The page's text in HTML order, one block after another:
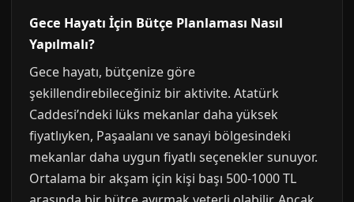
Gece Hayatı İçin Bütçe Planlaması Nasıl
Yapılmalı?
Gece hayatı, bütçenize göre
şekillendirebileceğiniz bir aktivite. Atatürk
Caddesi’ndeki lüks mekanlar daha yüksek
fiyatlıyken, Paşaalanı ve sanayi bölgesindeki
mekanlar daha uygun fiyatlı seçenekler sunuyor.
Ortalama bir akşam için kişi başı 500-1000 TL